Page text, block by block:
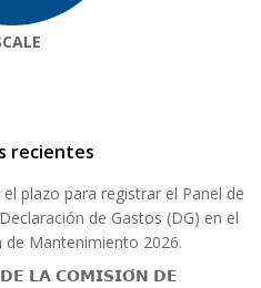
recientes
plazo para registrar el Panel de
de Gastos (DG) en el
de Mantenimiento 2026.
𝗟𝗔 𝗖𝗢𝗠𝗜𝗦𝗜𝗢́𝗡 𝗗𝗘